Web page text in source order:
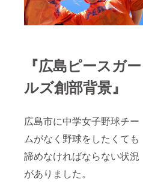
『広島ピースガー
ルズ創部背景』
広島市に中学女子野球チー
ムがなく野球をしたくても
諦めなければならない状況
がありました。